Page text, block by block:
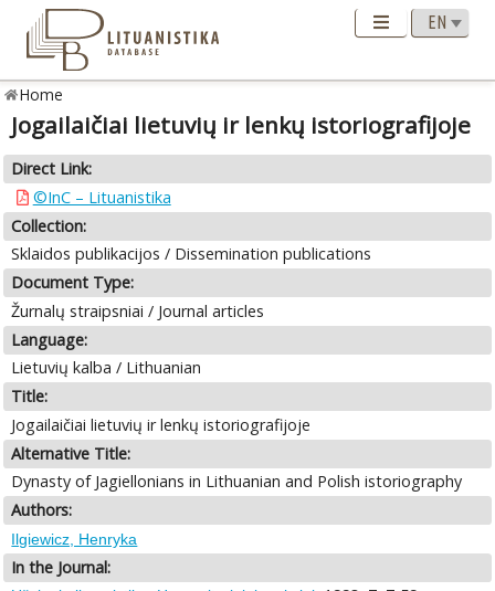
Home
Jogailaičiai lietuvių ir lenkų istoriografijoje
Direct Link:
©InC – Lituanistika
Collection:
Sklaidos publikacijos / Dissemination publications
Document Type:
Žurnalų straipsniai / Journal articles
Language:
Lietuvių kalba / Lithuanian
Title:
Jogailaičiai lietuvių ir lenkų istoriografijoje
Alternative Title:
Dynasty of Jagiellonians in Lithuanian and Polish istoriography
Authors:
Ilgiewicz, Henryka
In the Journal: